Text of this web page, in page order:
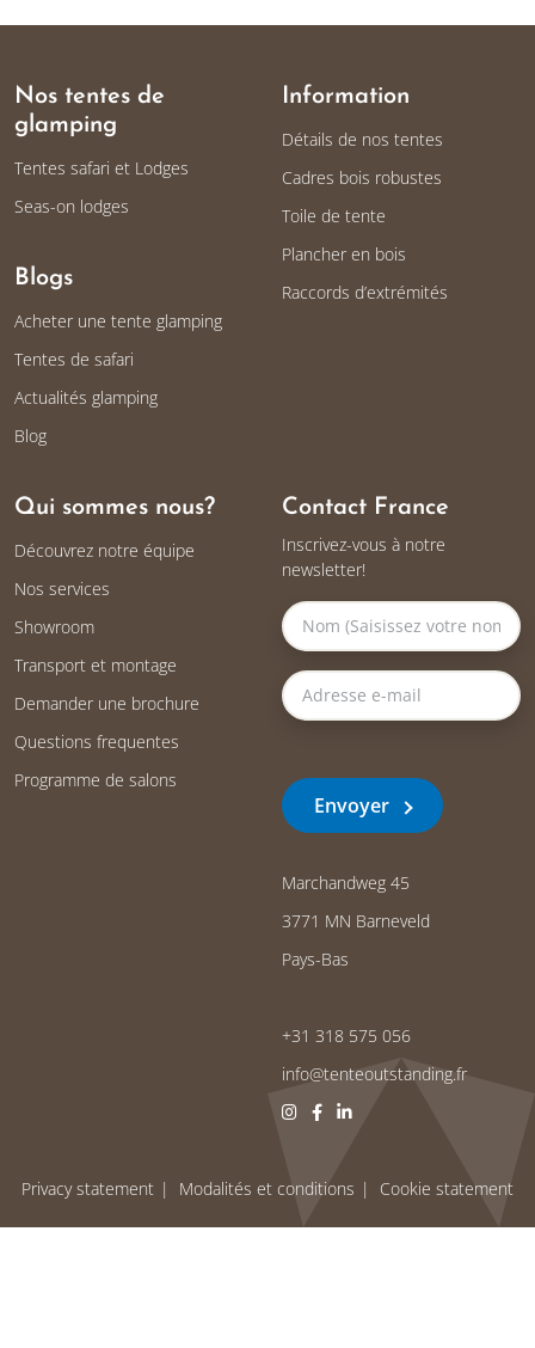
Nos tentes de
glamping
Tentes safari et Lodges
Seas-on lodges
Blogs
Acheter une tente glamping
Tentes de safari
Actualités glamping
Blog
Information
Détails de nos tentes
Cadres bois robustes
Toile de tente
Plancher en bois
Raccords d’extrémités
Qui sommes nous?
Découvrez notre équipe
Nos services
Showroom
Transport et montage
Demander une brochure
Questions frequentes
Programme de salons
Contact France
Inscrivez-vous à notre
newsletter!
Envoyer
Marchandweg 45
3771 MN Barneveld
Pays-Bas
+31 318 575 056
info@tenteoutstanding.fr
Privacy statement Modalités et conditions Cookie statement